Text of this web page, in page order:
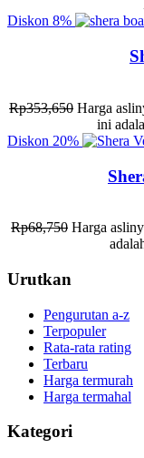
Diskon 8%
Rp353,650 Harga
ini
Diskon 20%
Rp68,750 Harga
Urutkan
Pengurutan a-z
Terpopuler
Rata-rata rating
Terbaru
Harga termurah
Harga termahal
Kategori